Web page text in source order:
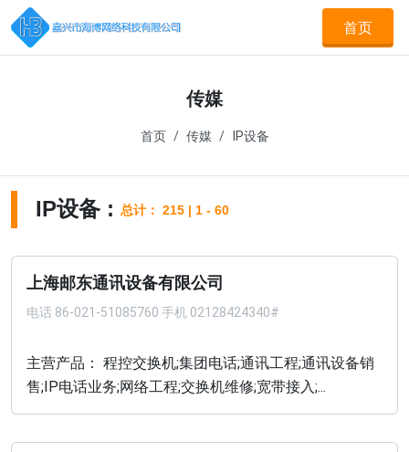
首页
传媒
首页 传媒 IP设备
IP设备 : 总计： 215 | 1 - 60
上海邮东通讯设备有限公司
电话 86-021-51085760 手机 02128424340#
主营产品： 程控交换机;集团电话;通讯工程;通讯设备销
售;IP电话业务;网络工程;交换机维修;宽带接入;...